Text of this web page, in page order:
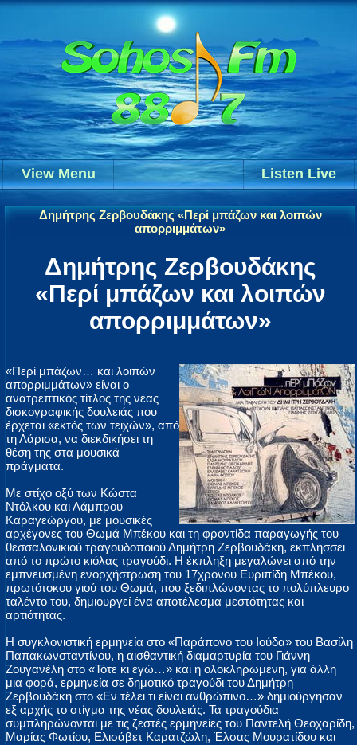
Listen Live
View Menu
Δημήτρης Ζερβουδάκης «Περί μπάζων και λοιπών
απορριμμάτων»
Δημήτρης Ζερβουδάκης
«Περί μπάζων και λοιπών
απορριμμάτων»
«Περί μπάζων… και λοιπών
απορριμμάτων» είναι ο
ανατρεπτικός τίτλος της νέας
δισκογραφικής δουλειάς που
έρχεται «εκτός των τειχών», από
τη Λάρισα, να διεκδικήσει τη
θέση της στα μουσικά
πράγματα.
Με στίχο οξύ των Κώστα
Ντόλκου και Λάμπρου
Καραγεώργου, με μουσικές
αρχέγονες του Θωμά Μπέκου και τη φροντίδα παραγωγής του
θεσσαλονικιού τραγουδοποιού Δημήτρη Ζερβουδάκη, εκπλήσσει
από το πρώτο κιόλας τραγούδι. Η έκπληξη μεγαλώνει από την
εμπνευσμένη ενορχήστρωση του 17χρονου Ευριπίδη Μπέκου,
πρωτότοκου γιού του Θωμά, που ξεδιπλώνοντας το πολύπλευρο
ταλέντο του, δημιουργεί ένα αποτέλεσμα μεστότητας και
αρτιότητας.
Η συγκλονιστική ερμηνεία στο «Παράπονο του Ιούδα» του Βασίλη
Παπακωνσταντίνου, η αισθαντική διαμαρτυρία του Γιάννη
Ζουγανέλη στο «Τότε κι εγώ…» και η ολοκληρωμένη, για άλλη
μια φορά, ερμηνεία σε δημοτικό τραγούδι του Δημήτρη
Ζερβουδάκη στο «Εν τέλει τι είναι ανθρώπινο…» δημιούργησαν
εξ αρχής το στίγμα της νέας δουλειάς. Τα τραγούδια
συμπληρώνονται με τις ζεστές ερμηνείες του Παντελή Θεοχαρίδη,
Μαρίας Φωτίου, Ελισάβετ Καρατζώλη, Έλσας Μουρατίδου και